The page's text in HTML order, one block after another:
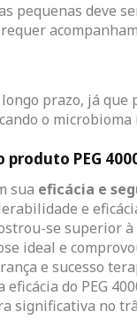
pequenas deve
prazo, já que
o
produto PEG
sua eficácia e
e
se superior
ideal e
e sucesso
eficácia do PEG
significativa no